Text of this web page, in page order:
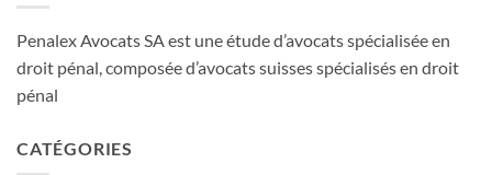
Penalex Avocats SA est une étude d’avocats spécialisée en
droit pénal, composée d’avocats suisses spécialisés en droit
pénal
CATÉGORIES